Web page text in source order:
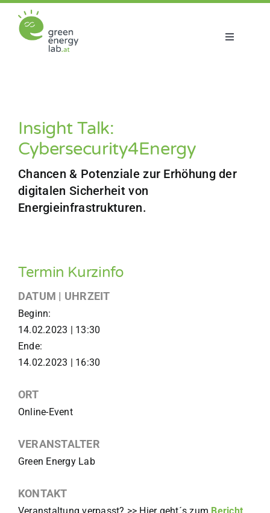
Inhalt
springen
Toggle
Aktuelles
Netzwerk
Insight Talk:
Cybersecurity4Energy
Chancen & Potenziale zur Erhöhung der
digitalen Sicherheit von
Energieinfrastrukturen.
Termin Kurzinfo
DATUM | UHRZEIT
Beginn:
14.02.2023 | 13:30
Ende:
14.02.2023 | 16:30
ORT
Online-Event
VERANSTALTER
Green Energy Lab
KONTAKT